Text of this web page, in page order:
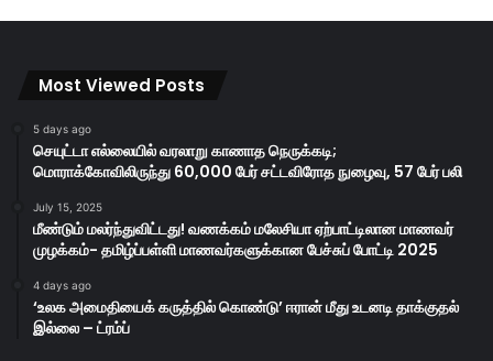
Most Viewed Posts
5 days ago
செயுட்டா எல்லையில் வரலாறு காணாத நெருக்கடி;
மொராக்கோவிலிருந்து 60,000 பேர் சட்டவிரோத நுழைவு, 57 பேர் பலி
July 15, 2025
மீண்டும் மலர்ந்துவிட்டது! வணக்கம் மலேசியா ஏற்பாட்டிலான மாணவர்
முழக்கம்- தமிழ்ப்பள்ளி மாணவர்களுக்கான பேச்சுப் போட்டி 2025
4 days ago
‘உலக அமைதியைக் கருத்தில் கொண்டு’ ஈரான் மீது உடனடி தாக்குதல்
இல்லை – ட்ரம்ப்